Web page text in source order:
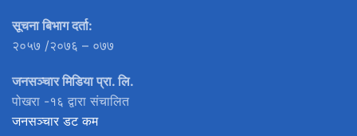
सूचना बिभाग दर्ता:
२०५७ /२०७६ – ०७७
जनसञ्चार मिडिया प्रा. लि.
पोखरा -१६ द्वारा संचालित
जनसञ्चार डट कम